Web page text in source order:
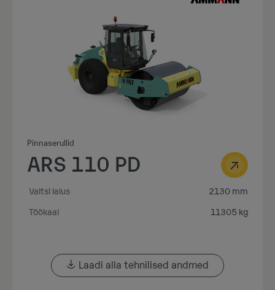
Pinnaserullid
ARS 110 PD
Valtsi laius
2130 mm
Töökaal
11305 kg
Laadi alla tehnilised andmed